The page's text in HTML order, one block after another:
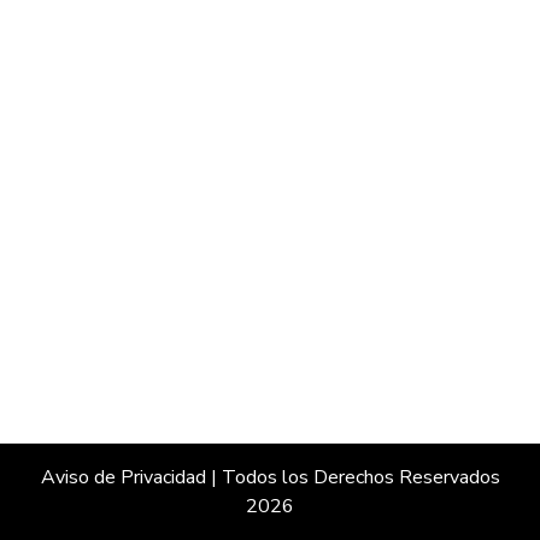
Aviso de Privacidad | Todos los Derechos Reservados
2026